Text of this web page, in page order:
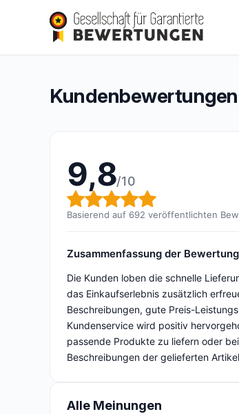
www.essence-box.fr
Gesamtbewertung: 9,8 von 10
9,8/10(692 Bewertungen)
9,8/10
Gesamtbewertung:
Basierend auf 692 veröffentlichten
Zusammenfassung der
Die Kunden loben die schnelle
das Einkaufserlebnis zusätzlich
Beschreibungen, gute Preis-
Kundenservice wird positiv
passende Produkte zu liefern oder
Beschreibungen der gelieferten
Alle Meinungen